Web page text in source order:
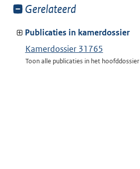
Toon
van:
Gerelateerd
Publicaties in kamerdossier
Kamerdossier 31765
Toon alle publicaties in het hoofddossier